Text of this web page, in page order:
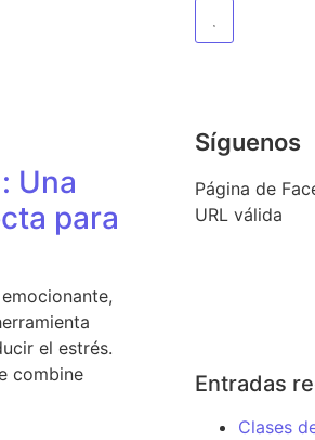
Una
para
el estrés.
combine
Síguenos
Página de
URL válida
Entradas
Clases